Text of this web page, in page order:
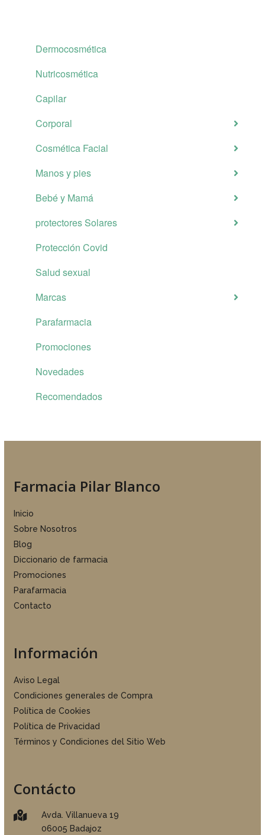
Dermocosmética
Nutricosmética
Capilar
Corporal
Cosmética Facial
Manos y pies
Bebé y Mamá
protectores Solares
Protección Covid
Salud sexual
Marcas
Parafarmacia
Promociones
Novedades
Recomendados
Farmacia Pilar Blanco
Inicio
Sobre Nosotros
Blog
Diccionario de farmacia
Promociones
Parafarmacia
Contacto
Información
Aviso Legal
Condiciones generales de Compra
Política de Cookies
Política de Privacidad
Términos y Condiciones del Sitio Web
Contácto

Avda. Villanueva 19
06005 Badajoz